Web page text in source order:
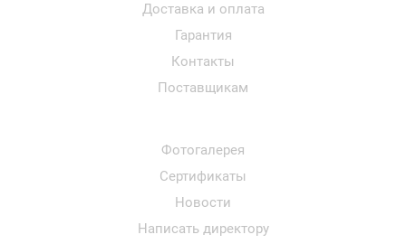
Доставка и оплата
Гарантия
Контакты
Поставщикам
Фотогалерея
Сертификаты
Новости
Написать директору